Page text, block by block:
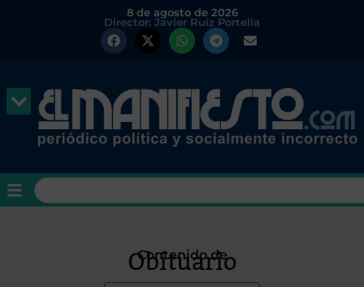
8 de agosto de 2026
Director: Javier Ruiz Portella
Contenido de
Obituario